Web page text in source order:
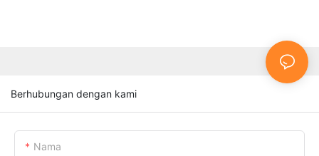
Berhubungan dengan kami
Nama